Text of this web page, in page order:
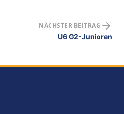
NÄCHSTER BEITRAG
U6 G2-Junioren